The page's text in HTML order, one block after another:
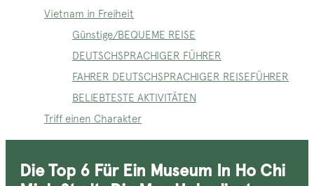
Vietnam in Freiheit
Günstige/BEQUEME REISE
DEUTSCHSPRACHIGER FÜHRER
FAHRER DEUTSCHSPRACHIGER REISEFÜHRER
BELIEBTESTE AKTIVITÄTEN
Triff einen Charakter
Die Top 6 Für Ein Museum In Ho Chi